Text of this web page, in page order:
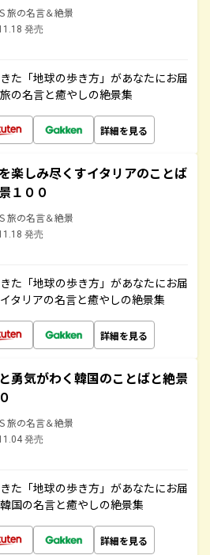
旅の名言＆絶景
発売
た「地球の歩き方」があなたにお届
の名言と癒やしの絶景集
詳細を見る
楽しみ尽くすイタリアのことば
１００
旅の名言＆絶景
発売
た「地球の歩き方」があなたにお届
タリアの名言と癒やしの絶景集
詳細を見る
勇気がわく韓国のことばと絶景
旅の名言＆絶景
発売
た「地球の歩き方」があなたにお届
国の名言と癒やしの絶景集
詳細を見る